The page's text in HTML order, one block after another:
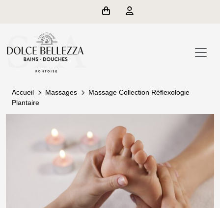
Accueil Massages
Massage Collection Réflexologie
Plantaire